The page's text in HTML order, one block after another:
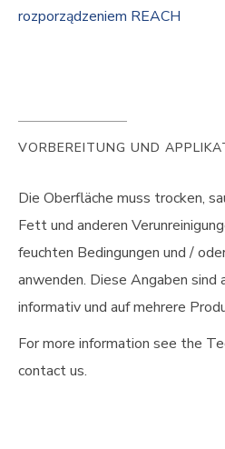
rozporządzeniem REACH
VORBEREITUNG UND
Die Oberfläche muss trocken,
Fett und anderen
feuchten Bedingungen und /
anwenden. Diese Angaben sind
informativ und auf mehrere
For more information see the
contact us.